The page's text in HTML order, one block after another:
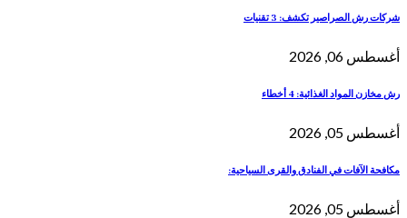
شركات رش الصراصير تكشف: 3 تقنيات
أغسطس 06, 2026
رش مخازن المواد الغذائية: 4 أخطاء
أغسطس 05, 2026
مكافحة الآفات في الفنادق والقرى السياحية:
أغسطس 05, 2026